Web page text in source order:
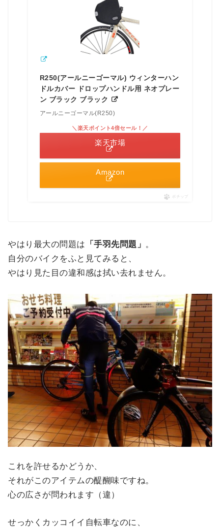
R250(アールニーゴーマル) ウィンターハン
ドルカバー ドロップハンドル用 ネオプレー
ン ブラック ブラック
アールニーゴーマル(R250)
Amazon
＼楽天ポイント4倍セール！／
楽天市場
ポチップ
やはり最大の問題は 「手羽先問題」 。
自分のバイクをふと見てみると、
やはり見た目の違和感は拭い去れません。
これを許せるかどうか、
それがこのアイテムの醍醐味ですね。
心の広さが問われます（違）
せっかくカッコイイ自転車なのに、